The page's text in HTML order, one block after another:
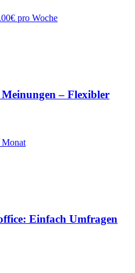
pro Woche
– Flexibler
Monat
Einfach Umfragen